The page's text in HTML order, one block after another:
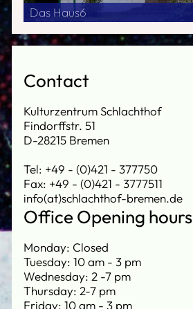
Das Haus6
Contact
Kulturzentrum Schlachthof
Findorffstr. 51
D-28215 Bremen
Tel: +49 - (0)421 - 377750
Fax: +49 - (0)421 - 3777511
info(at)schlachthof-bremen.de
Office Opening hours
Monday: Closed
Tuesday: 10 am - 3 pm
Wednesday: 2 -7 pm
Thursday: 2-7 pm
Friday: 10 am - 3 pm